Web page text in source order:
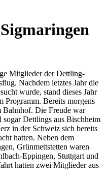
Mitglieder der Dettling-
Nachdem letztes Jahr die
wurde, stand dieses Jahr
Programm. Bereits morgens
Bahnhof. Die Freude war
sogar Dettlings aus Bischheim
in der Schweiz sich bereits
hatten. Neben dem
Grünmettstetten waren
Eppingen, Stuttgart und
hatten zwei Mitglieder aus